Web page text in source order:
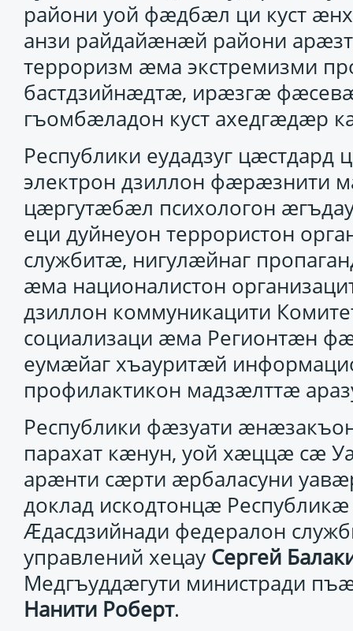
райони уой фæдбæл ци куст
анзи райдайæнæй райони
терроризм æма экстремизми
бастдзийнæдтæ, ирæзгæ
гъомбæладон куст ахедгæдæр
Республики еудадзуг
электрон дзиллон фæрæзнити
цæргутæбæл психологон
еци дуйнеуон террористон
службитæ, нигулæйнаг
æма националистон
дзиллон коммуникацити
социализаци æма Регионтæн
еумæйаг хъауритæй
профилактикон мадзæлттæ
Республики фæзуати
парахат кæнун, уой хæццæ сæ
арæнти сæрти æрбаласуни
доклад искодтонцæ
Æдасдзийнади федералон
управлений хецау Сергей
Медгъуддæгути министради
Нанити Роберт.